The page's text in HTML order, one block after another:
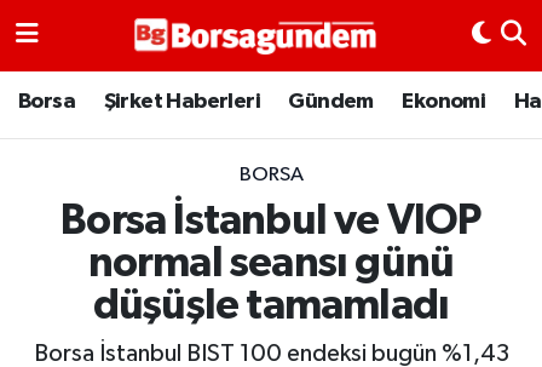
Borsa Şirket Haberleri Gündem Ekonomi
BORSA
Borsa İstanbul ve VIOP
normal seansı günü
düşüşle tamamladı
Borsa İstanbul BIST 100 endeksi bugün %1,43
Borsa
Emtia
Galeri
Gündem